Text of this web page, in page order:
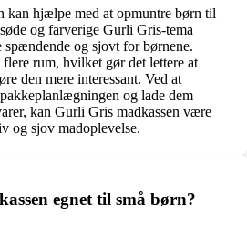
kan hjælpe med at opmuntre børn til
og farverige Gurli Gris-tema
spændende og sjovt for børnene.
flere rum, hvilket gør det lettere at
den mere interessant. Ved at
og lade dem
kan Gurli Gris madkassen være
og sjov madoplevelse.
egnet til små børn?